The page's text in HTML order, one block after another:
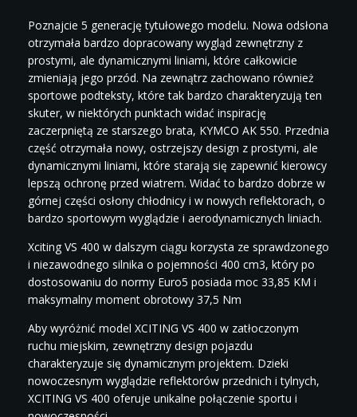
Poznajcie 5 generację tytułowego modelu. Nowa odsłona
otrzymała bardzo dopracowany wygląd zewnętrzny z
prostymi, ale dynamicznymi liniami, które całkowicie
zmieniają jego przód. Na zewnątrz zachowano również
sportowe podteksty, które tak bardzo charakteryzują ten
skuter, w niektórych punktach widać inspirację
zaczerpniętą ze starszego brata, KYMCO AK 550. Przednia
część otrzymała nowy, ostrzejszy design z prostymi, ale
dynamicznymi liniami, które starają się zapewnić kierowcy
lepszą ochronę przed wiatrem. Widać to bardzo dobrze w
górnej części osłony chłodnicy i w nowych reflektorach, o
bardzo sportowym wyglądzie i aerodynamicznych liniach.
Xciting VS 400 w dalszym ciągu korzysta ze sprawdzonego
i niezawodnego silnika o pojemności 400 cm3, który po
dostosowaniu do normy Euro5 posiada moc 33,85 KM i
maksymalny moment obrotowy 37,5 Nm
Aby wyróżnić model XCITING VS 400 w zatłoczonym
ruchu miejskim, zewnętrzny design pojazdu
charakteryzuje się dynamicznym projektem. Dzieki
nowoczesnym wyglądzie reflektorów przednich i tylnych,
XCITING VS 400 oferuje unikalne połączenie sportu i